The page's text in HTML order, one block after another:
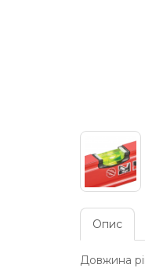
Опис
Довжина